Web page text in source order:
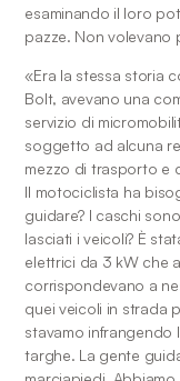
esaminando il loro
«Era la stessa storia
Bolt, avevano una
servizio di
soggetto ad alcuna
mezzo di trasporto e
Il motociclista ha
guidare? I caschi
lasciati i veicoli? È
elettrici da 3 kW che
corrispondevano a
quei veicoli in strada
stavamo infrangendo
targhe. La gente